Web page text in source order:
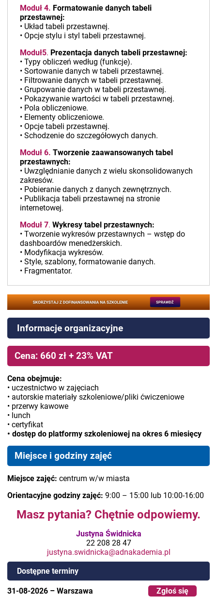
Moduł 4. Formatowanie danych tabeli
przestawnej:
• Układ tabeli przestawnej.
• Opcje stylu i styl tabeli przestawnej.
Moduł5. Prezentacja danych tabeli przestawnej:
• Typy obliczeń według (funkcje).
• Sortowanie danych w tabeli przestawnej.
• Filtrowanie danych w tabeli przestawnej.
• Grupowanie danych w tabeli przestawnej.
• Pokazywanie wartości w tabeli przestawnej.
• Pola obliczeniowe.
• Elementy obliczeniowe.
• Opcje tabeli przestawnej.
• Schodzenie do szczegółowych danych.
Moduł 6. Tworzenie zaawansowanych tabel
przestawnych:
• Uwzględnianie danych z wielu skonsolidowanych
zakresów.
• Pobieranie danych z danych zewnętrznych.
• Publikacja tabeli przestawnej na stronie
internetowej.
Moduł 7. Wykresy tabel przestawnych:
• Tworzenie wykresów przestawnych – wstęp do
dashboardów menedżerskich.
• Modyfikacja wykresów.
• Style, szablony, formatowanie danych.
• Fragmentator.
Informacje organizacyjne
Cena: 660 zł + 23% VAT
Cena obejmuje:
• uczestnictwo w zajęciach
• autorskie materiały szkoleniowe/pliki ćwiczeniowe
• przerwy kawowe
• lunch
• certyfikat
• dostęp do platformy szkoleniowej na okres 6 miesięcy
Miejsce i godziny zajęć
Miejsce zajęć: centrum w/w miasta
Orientacyjne godziny zajęć: 9:00 – 15:00 lub 10:00-16:00
Masz pytania? Chętnie odpowiemy.
Justyna Świdnicka
22 208 28 47
justyna.swidnicka@adnakademia.pl
Dostępne terminy
31-08-2026 – Warszawa Zgłoś się